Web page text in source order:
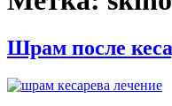
Шрам после